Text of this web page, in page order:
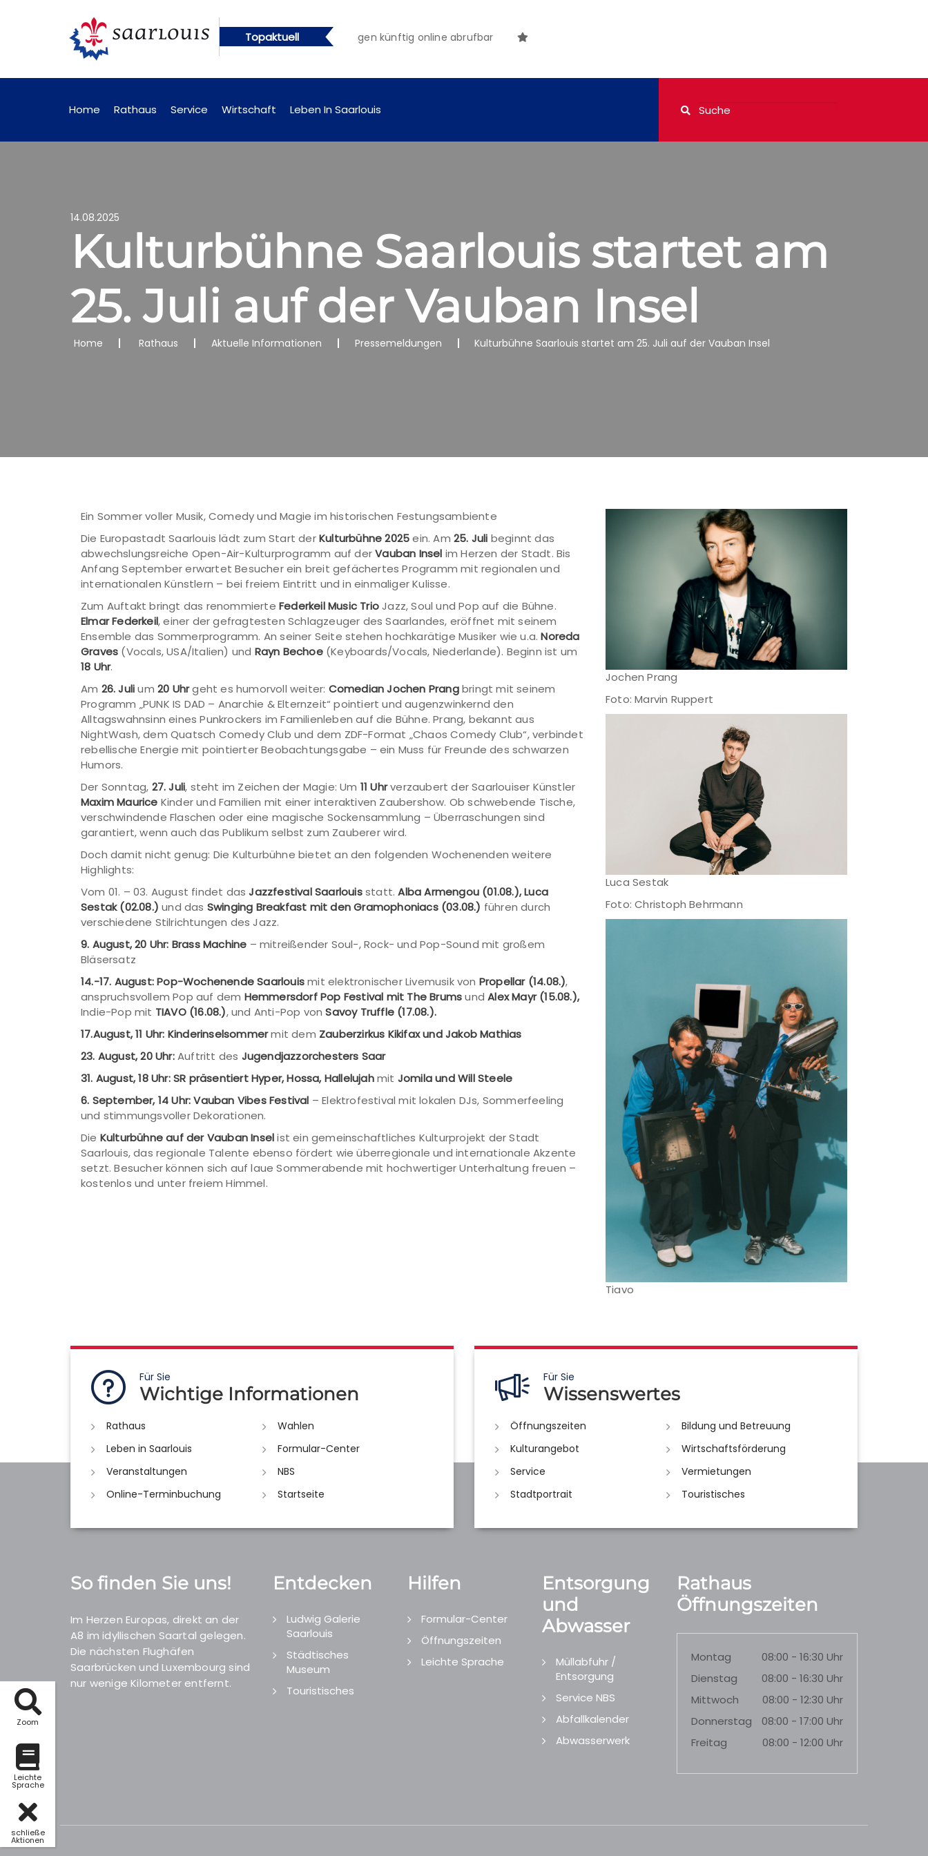
Zoom
Leichte
Sprache
schließe
Aktionen
Topaktuell
künftig online abrufbar Öffentliche Bekanntmachungen künftig online abrufbar
Home Rathaus Service Wirtschaft Leben In Saarlouis
14.08.2025
Kulturbühne Saarlouis startet am
25. Juli auf der Vauban Insel
Home Rathaus Aktuelle Informationen Pressemeldungen Kulturbühne Saarlouis startet am 25. Juli auf der Vauban Insel
Ein Sommer voller Musik, Comedy und Magie im historischen Festungsambiente
Die Europastadt Saarlouis lädt zum Start derKulturbühne 2025ein. Am25. Juli beginnt das
abwechslungsreiche Open-Air-Kulturprogramm auf derVauban Insel im Herzen der Stadt. Bis
Anfang September erwartet Besucher ein breit gefächertes Programm mit regionalen und
internationalen Künstlern – bei freiem Eintritt und in einmaliger Kulisse.
Zum Auftakt bringt das renommierte Federkeil Music TrioJazz, Soul und Pop auf die Bühne.
Elmar Federkeil, einer der gefragtesten Schlagzeuger des Saarlandes, eröffnet mit seinem
Ensemble das Sommerprogramm. An seiner Seite stehen hochkarätige Musiker wie u.a.Noreda
Graves (Vocals, USA/Italien) und Rayn Bechoe(Keyboards/Vocals, Niederlande). Beginn ist um
18 Uhr.
Am 26. Julium20 Uhrgeht es humorvoll weiter: Comedian Jochen Prangbringt mit seinem
Programm „PUNK IS DAD – Anarchie & Elternzeit“ pointiert und augenzwinkernd den
Alltagswahnsinn eines Punkrockers im Familienleben auf die Bühne. Prang, bekannt aus
NightWash, dem Quatsch Comedy Club und dem ZDF-Format „Chaos Comedy Club“, verbindet
rebellische Energie mit pointierter Beobachtungsgabe – ein Muss für Freunde des schwarzen
Humors.
Der Sonntag, 27. Juli, steht im Zeichen der Magie: Um 11 Uhrverzaubert der Saarlouiser Künstler
Maxim Maurice Kinder und Familien mit einer interaktiven Zaubershow. Ob schwebende Tische,
verschwindende Flaschen oder eine magische Sockensammlung – Überraschungen sind
garantiert, wenn auch das Publikum selbst zum Zauberer wird.
Doch damit nicht genug: Die Kulturbühne bietet an den folgenden Wochenenden weitere
Highlights:
Vom 01. – 03. August findet dasJazzfestival Saarlouisstatt.Alba Armengou (01.08.), Luca
Sestak (02.08.) und das Swinging Breakfast mit den Gramophoniacs (03.08.) führen durch
verschiedene Stilrichtungen des Jazz.
9. August, 20 Uhr: Brass Machine – mitreißender Soul-, Rock- und Pop-Sound mit großem
Bläsersatz
14.-17. August: Pop-Wochenende Saarlouismit elektronischer Livemusik von Propellar (14.08.),
anspruchsvollem Pop auf dem Hemmersdorf Pop Festival mit The Brumsund Alex Mayr (15.08.),
Indie-Pop mit TIAVO (16.08.), und Anti-Pop vonSavoy Truffle (17.08.).
17.August, 11 Uhr: Kinderinselsommermit dem Zauberzirkus Kikifax und Jakob Mathias
23. August, 20 Uhr:Auftritt des Jugendjazzorchesters Saar
31. August, 18 Uhr: SR präsentiert Hyper, Hossa, Hallelujahmit Jomila und Will Steele
6. September, 14 Uhr: Vauban Vibes Festival – Elektrofestival mit lokalen DJs, Sommerfeeling
und stimmungsvoller Dekorationen.
Die Kulturbühne auf der Vauban Inselist ein gemeinschaftliches Kulturprojekt der Stadt
Saarlouis, das regionale Talente ebenso fördert wie überregionale und internationale Akzente
setzt. Besucher können sich auf laue Sommerabende mit hochwertiger Unterhaltung freuen –
kostenlos und unter freiem Himmel.
Jochen Prang
Foto: Marvin Ruppert
Luca Sestak
Foto: Christoph Behrmann
Tiavo
Für Sie
Wichtige Informationen
Rathaus
Wahlen
Leben in Saarlouis
Formular-Center
Veranstaltungen
NBS
Online-Terminbuchung
Startseite
Für Sie
Wissenswertes
Öffnungszeiten
Bildung und Betreuung
Kulturangebot
Wirtschaftsförderung
Service
Vermietungen
Stadtportrait
Touristisches
So finden Sie uns!
Im Herzen Europas, direkt an der
A8 im idyllischen Saartal gelegen.
Die nächsten Flughäfen
Saarbrücken und Luxembourg sind
nur wenige Kilometer entfernt.
Entdecken
Ludwig Galerie
Saarlouis
Städtisches
Museum
Touristisches
Hilfen
Formular-Center
Öffnungszeiten
Leichte Sprache
Entsorgung
und
Abwasser
Müllabfuhr /
Entsorgung
Service NBS
Abfallkalender
Abwasserwerk
Rathaus
Öffnungszeiten
Montag
08:00 - 16:30 Uhr
Dienstag
08:00 - 16:30 Uhr
Mittwoch
08:00 - 12:30 Uhr
Donnerstag
08:00 - 17:00 Uhr
Freitag
08:00 - 12:00 Uhr